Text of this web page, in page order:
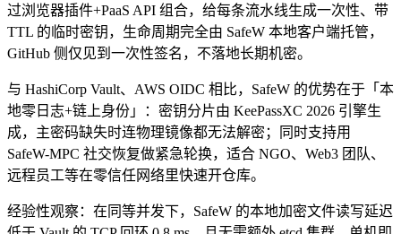
过浏览器插件+PaaS API 组合，给每条流水线生成一次性、带
TTL 的临时密钥，生命周期完全由 SafeW 本地客户端托管，
GitHub 侧仅见到一次性签名，不落地长期机密。
与 HashiCorp Vault、AWS OIDC 相比，SafeW 的优势在于「本
地零日志+链上身份」：密钥分片由 KeePassXC 2026 引擎生
成，主密码缺失时连物理镜像都无法解密；同时支持用
SafeW-MPC 社交恢复做紧急轮换，适合 NGO、Web3 团队、
远程员工等在零信任网络里快速开仓库。
经验性观察：在同等并发下，SafeW 的本地加密文件读写延迟